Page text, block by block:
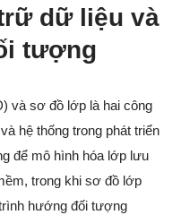
dữ liệu và
tượng
và sơ đồ lớp là hai công
hệ thống trong phát triển
để mô hình hóa lớp lưu
trong khi sơ đồ lớp
hướng đối tượng